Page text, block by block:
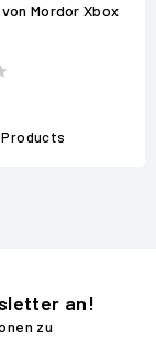
Mordor Xbox
Products
an!
zu